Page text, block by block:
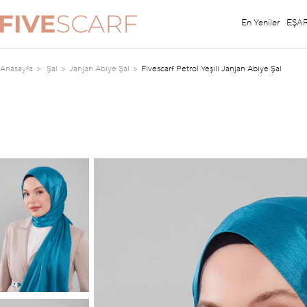
En Yeniler
Anasayfa Şal Janjan Abiye Şal Fivescarf Petrol Yeşili Janjan Abiye Şal